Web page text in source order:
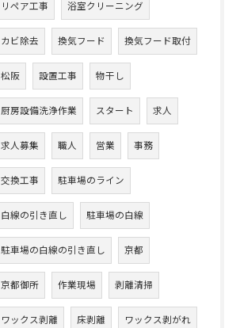
リペア工事 浴室クリーニング
カビ除去 換気フード 換気フード取付
松阪 設置工事 物干し
厨房設備洗浄作業 スタート 求人
求人募集 職人 営業 事務
交換工事 駐車場のライン
白線の引き直し 駐車場の白線
駐車場の白線の引き直し 京都
京都御所 作業現場 剥離清掃
ワックス剥離 床剥離 ワックス剥がれ